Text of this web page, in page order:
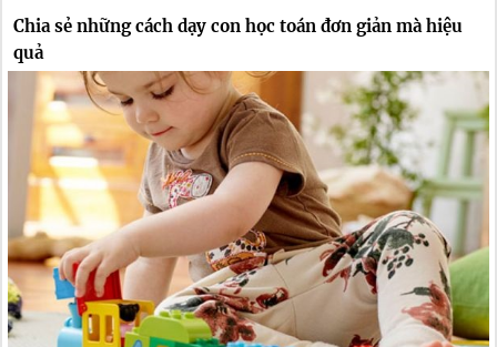
Chia sẻ những cách dạy con học toán đơn giản mà hiệu
quả